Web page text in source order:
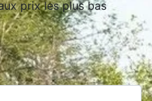
prix les plus bas